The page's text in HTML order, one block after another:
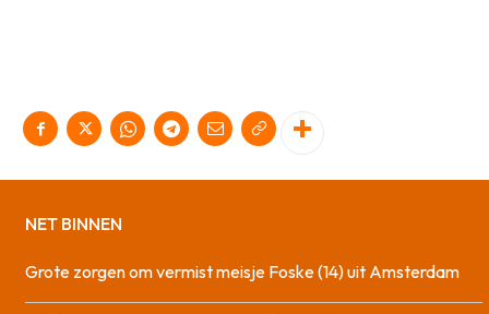
NET BINNEN
Grote zorgen om vermist meisje Foske (14) uit Amsterdam